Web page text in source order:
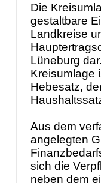
Die
gestaltbare
Landkreise
Lüneburg
Kreisumlage
Hebesatz,
Aus dem
angelegten
sich die
neben dem